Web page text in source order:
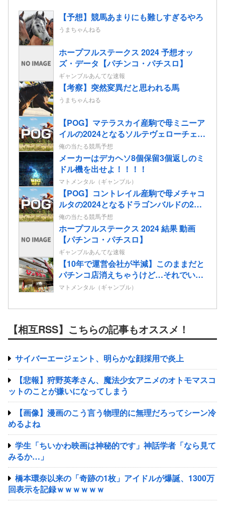
【予想】競馬あまりにも難しすぎるやろ
うまちゃんねる
ホープフルステークス 2024 予想オッ
ズ・データ【パチンコ・パチスロ】
ギャンブルあんてな速報
【考察】突然変異だと思われる馬
うまちゃんねる
【POG】マテラスカイ産駒で母ミニーア
イルの2024となるソルテヴェローチェの
2歳情報
俺の当たる競馬予想
メーカーはデカヘソ8個保留3個返しのミ
ドル機を出せよ！！！！
マトメンタル（ギャンブル）
【POG】コントレイル産駒で母メチャコ
ルタの2024となるドラゴンバルドの2歳
情報
俺の当たる競馬予想
ホープフルステークス 2024 結果 動画
【パチンコ・パチスロ】
ギャンブルあんてな速報
【10年で運営会社が半減】このままだと
パチンコ店消えちゃうけど…それでいい
の？
マトメンタル（ギャンブル）
【相互RSS】こちらの記事もオススメ！
サイバーエージェント、明らかな顔採用で炎上
【悲報】狩野英孝さん、魔法少女アニメのオトモマスコ
ットのことが嫌いになってしまう
【画像】漫画のこう言う物理的に無理だろってシーン冷
めるよね
学生「ちいかわ映画は神秘的です」神話学者「なら見て
みるか…」
橋本環奈以来の「奇跡の1枚」アイドルが爆誕、1300万
回表示を記録ｗｗｗｗｗｗ